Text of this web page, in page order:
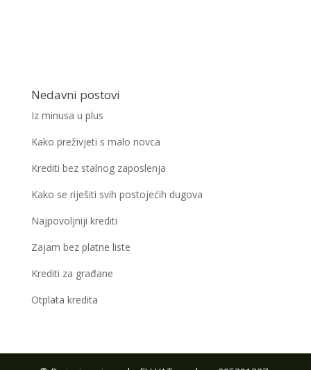
Nedavni postovi
Iz minusa u plus
Kako preživjeti s malo novca
Krediti bez stalnog zaposlenja
Kako se riješiti svih postojećih dugova
Najpovoljniji krediti
Zajam bez platne liste
Krediti za građane
Otplata kredita